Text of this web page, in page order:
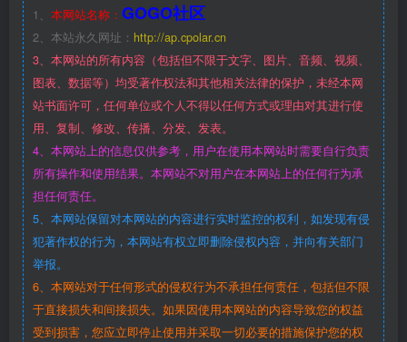
1、 本网站名称： GOGO社区
2、本站永久网址： http://ap.cpolar.cn
3、本网站的所有内容（包括但不限于文字、图片、音频、视频、
图表、数据等）均受著作权法和其他相关法律的保护，未经本网
站书面许可，任何单位或个人不得以任何方式或理由对其进行使
用、复制、修改、传播、分发、发表。
4、本网站上的信息仅供参考，用户在使用本网站时需要自行负责
所有操作和使用结果。本网站不对用户在本网站上的任何行为承
担任何责任。
5、本网站保留对本网站的内容进行实时监控的权利，如发现有侵
犯著作权的行为，本网站有权立即删除侵权内容，并向有关部门
举报。
6、本网站对于任何形式的侵权行为不承担任何责任，包括但不限
于直接损失和间接损失。如果因使用本网站的内容导致您的权益
受到损害，您应立即停止使用并采取一切必要的措施保护您的权